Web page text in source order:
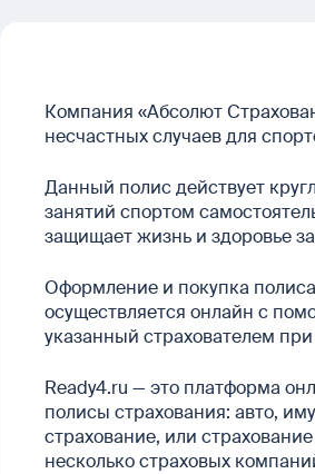
Компания «Абсолют
несчастных случаев для
Данный полис действует
занятий спортом
защищает жизнь и здоровье
Оформление и покупка
осуществляется онлайн с
указанный страхователем
Ready4.ru — это платформа
полисы страхования: авто,
страхование, или
несколько страховых